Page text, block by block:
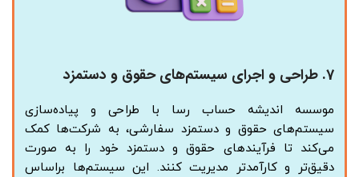
7. طراحی و اجرای سیستم‌های حقوق و دستمزد
موسسه اندیشه حساب رسا با طراحی و پیاده‌سازی
سیستم‌های حقوق و دستمزد سفارشی، به شرکت‌ها کمک
می‌کند تا فرآیندهای حقوق و دستمزد خود را به صورت
دقیق‌تر و کارآمدتر مدیریت کنند. این سیستم‌ها براساس